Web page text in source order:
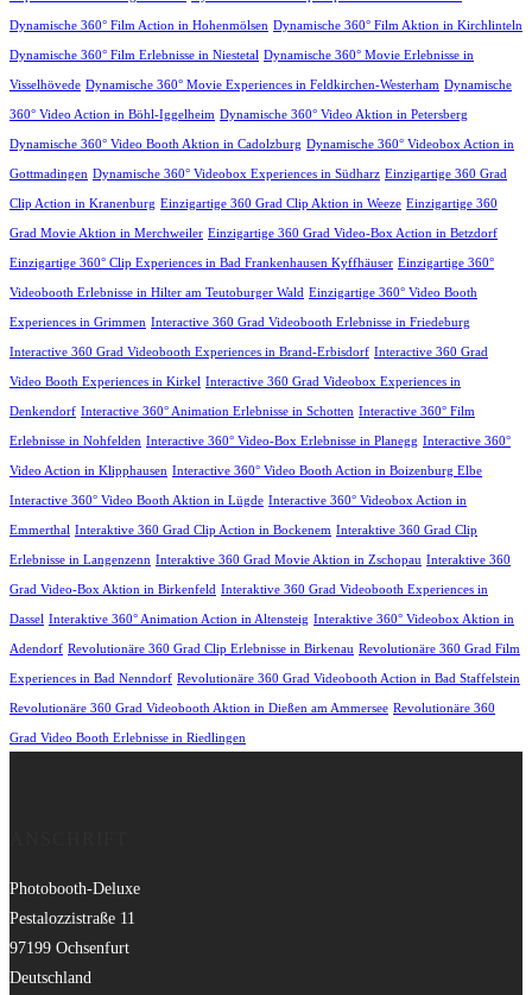
Dynamische 360° Film Action in Hohenmölsen Dynamische 360° Film Aktion in Kirchlinteln
Dynamische 360° Film Erlebnisse in Niestetal Dynamische 360° Movie Erlebnisse in
Visselhövede Dynamische 360° Movie Experiences in Feldkirchen-Westerham Dynamische
360° Video Action in Böhl-Iggelheim Dynamische 360° Video Aktion in Petersberg
Dynamische 360° Video Booth Aktion in Cadolzburg Dynamische 360° Videobox Action in
Gottmadingen Dynamische 360° Videobox Experiences in Südharz Einzigartige 360 Grad
Clip Action in Kranenburg Einzigartige 360 Grad Clip Aktion in Weeze Einzigartige 360
Grad Movie Aktion in Merchweiler Einzigartige 360 Grad Video-Box Action in Betzdorf
Einzigartige 360° Clip Experiences in Bad Frankenhausen Kyffhäuser Einzigartige 360°
Videobooth Erlebnisse in Hilter am Teutoburger Wald Einzigartige 360° Video Booth
Experiences in Grimmen Interactive 360 Grad Videobooth Erlebnisse in Friedeburg
Interactive 360 Grad Videobooth Experiences in Brand-Erbisdorf Interactive 360 Grad
Video Booth Experiences in Kirkel Interactive 360 Grad Videobox Experiences in
Denkendorf Interactive 360° Animation Erlebnisse in Schotten Interactive 360° Film
Erlebnisse in Nohfelden Interactive 360° Video-Box Erlebnisse in Planegg Interactive 360°
Video Action in Klipphausen Interactive 360° Video Booth Action in Boizenburg Elbe
Interactive 360° Video Booth Aktion in Lügde Interactive 360° Videobox Action in
Emmerthal Interaktive 360 Grad Clip Action in Bockenem Interaktive 360 Grad Clip
Erlebnisse in Langenzenn Interaktive 360 Grad Movie Aktion in Zschopau Interaktive 360
Grad Video-Box Aktion in Birkenfeld Interaktive 360 Grad Videobooth Experiences in
Dassel Interaktive 360° Animation Action in Altensteig Interaktive 360° Videobox Aktion in
Adendorf Revolutionäre 360 Grad Clip Erlebnisse in Birkenau Revolutionäre 360 Grad Film
Experiences in Bad Nenndorf Revolutionäre 360 Grad Videobooth Action in Bad Staffelstein
Revolutionäre 360 Grad Videobooth Aktion in Dießen am Ammersee Revolutionäre 360
Grad Video Booth Erlebnisse in Riedlingen
Photobooth-Deluxe
Pestalozzistraße 11
97199 Ochsenfurt
Deutschland